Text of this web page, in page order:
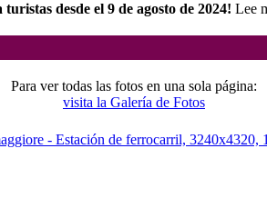
desde el 9 de agosto de 2024! Lee
Para ver todas las fotos en una sola página:
visita la Galería de Fotos